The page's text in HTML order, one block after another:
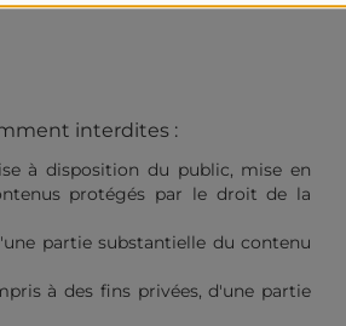
interdites :
à disposition du public, mise en
protégés par le droit de la
partie substantielle du contenu
à des fins privées, d'une partie